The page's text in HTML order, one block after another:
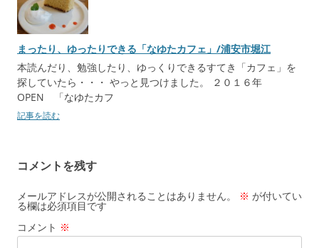
まったり、ゆったりできる「なゆたカフェ」/浦安市堀江
本読んだり、勉強したり、ゆっくりできるすてき「カフェ」を
探していたら・・・ やっと見つけました。 ２０１６年
OPEN 「なゆたカフ
記事を読む
コメントを残す
メールアドレスが公開されることはありません。 ※ が付いてい
る欄は必須項目です
コメント ※